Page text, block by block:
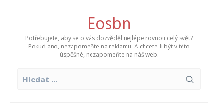
Eosbn
Potřebujete, aby se o vás dozvěděl nejlépe rovnou celý svět?
Pokud ano, nezapomeňte na reklamu. A chcete-li být v této
úspěšné, nezapomeňte na náš web.